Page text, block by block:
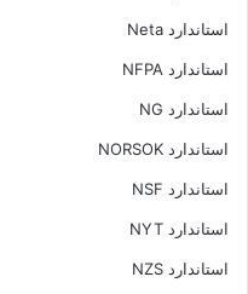
استاندارد Neta
استاندارد NFPA
استاندارد NG
استاندارد NORSOK
استاندارد NSF
استاندارد NYT
استاندارد NZS